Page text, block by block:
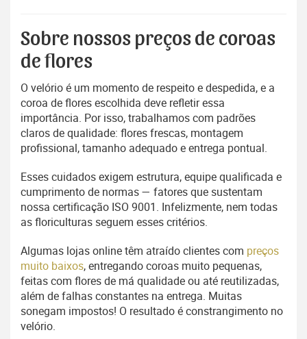
Sobre nossos preços de coroas
de flores
O velório é um momento de respeito e despedida, e a
coroa de flores escolhida deve refletir essa
importância. Por isso, trabalhamos com padrões
claros de qualidade: flores frescas, montagem
profissional, tamanho adequado e entrega pontual.
Esses cuidados exigem estrutura, equipe qualificada e
cumprimento de normas — fatores que sustentam
nossa certificação ISO 9001. Infelizmente, nem todas
as floriculturas seguem esses critérios.
Algumas lojas online têm atraído clientes com preços
muito baixos, entregando coroas muito pequenas,
feitas com flores de má qualidade ou até reutilizadas,
além de falhas constantes na entrega. Muitas
sonegam impostos! O resultado é constrangimento no
velório.